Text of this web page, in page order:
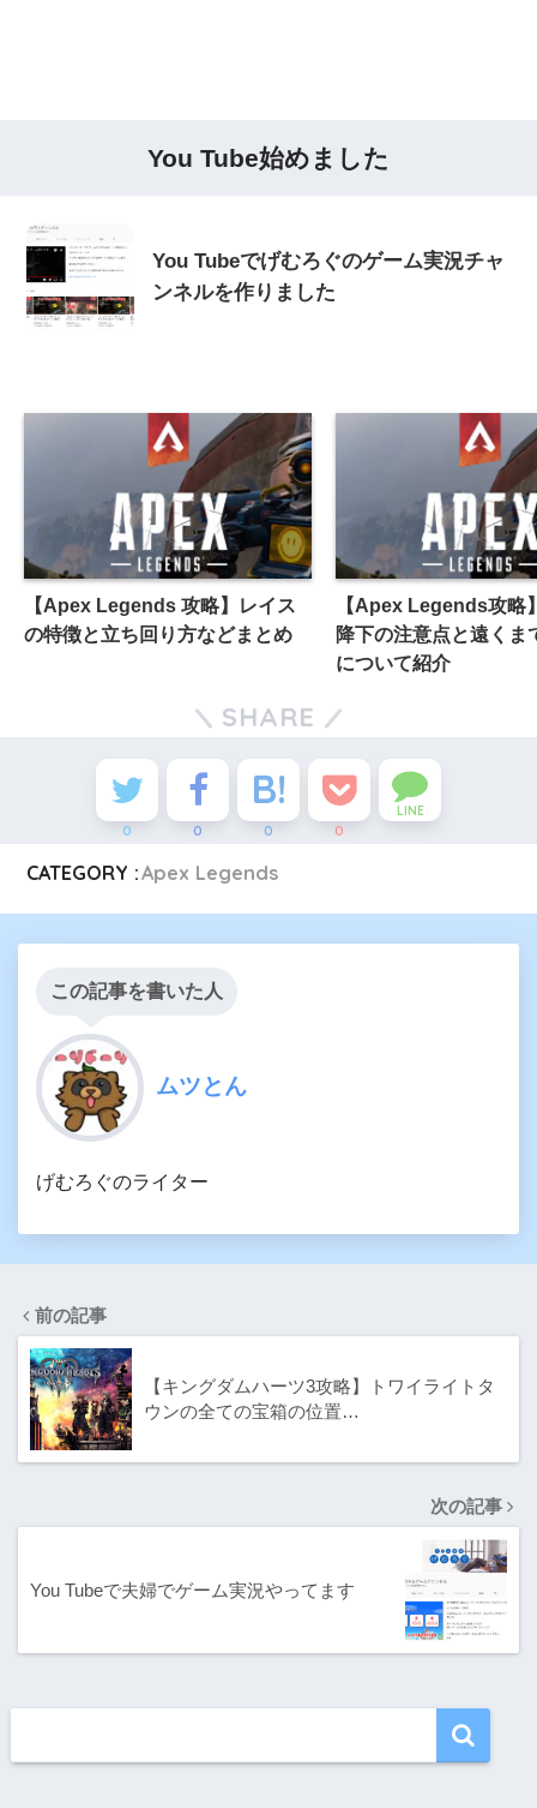
You Tube始めました
You Tubeでげむろぐのゲーム実況チャ
ンネルを作りました
【Apex Legends 攻略】レイス
の特徴と立ち回り方などまとめ
【Apex Legends攻略
降下の注意点と遠くま
について紹介
SHARE
0 0 0 0
LINE
CATEGORY :Apex Legends
この記事を書いた人
ムツとん
げむろぐのライター
前の記事
【キングダムハーツ3攻略】トワイライトタ
ウンの全ての宝箱の位置…
次の記事
You Tubeで夫婦でゲーム実況やってます